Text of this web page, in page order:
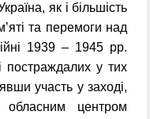
як і більшість
та перемоги над
1939 – 1945 рр.
постраждалих у тих
участь у заході,
обласним центром